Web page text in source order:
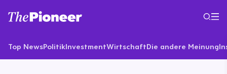
Top NewsPolitikInvestmentWirtschaftDie andere Meinung